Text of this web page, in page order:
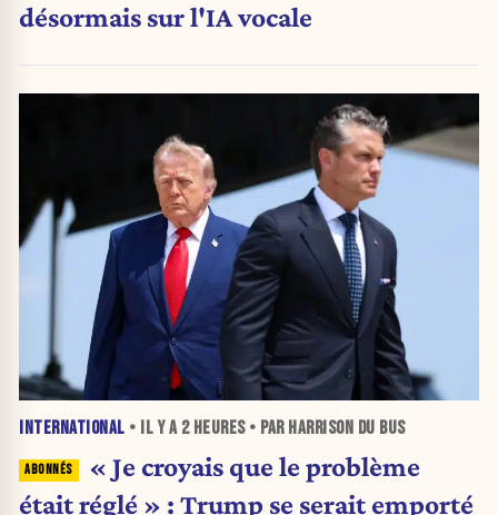
désormais sur l'IA vocale
INTERNATIONAL • IL Y A 2 HEURES• PAR HARRISON DU BUS
« Je croyais que le problème
était réglé » : Trump se serait emporté